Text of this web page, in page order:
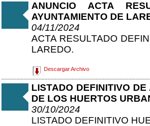
ANUNCIO ACTA
AYUNTAMIENTO DE
04/11/2024
ACTA RESULTADO
LAREDO.
Descargar Archivo
LISTADO DEFINITIVO
DE LOS HUERTOS
30/10/2024
LISTADO DEFINITIVO